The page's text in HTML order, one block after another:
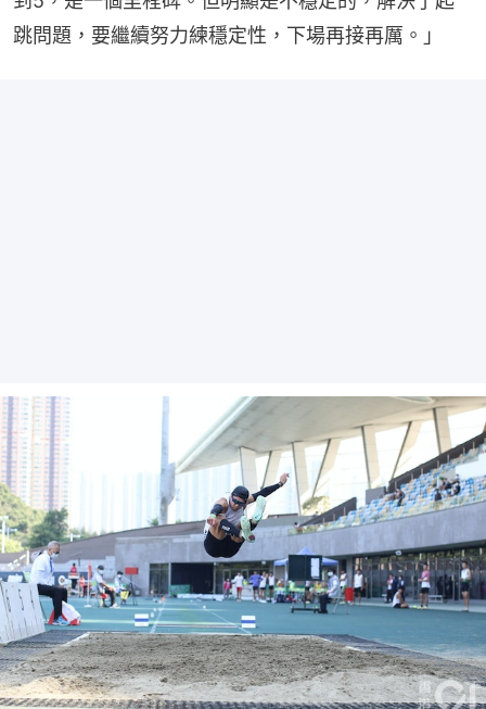
跳問題，要繼續努力練穩定性，下場再接再厲。」